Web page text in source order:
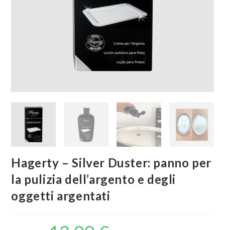
Hagerty – Silver Duster: panno per
la pulizia dell’argento e degli
oggetti argentati